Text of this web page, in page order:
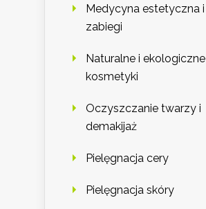
Medycyna estetyczna i
zabiegi
Naturalne i ekologiczne
kosmetyki
Oczyszczanie twarzy i
demakijaż
Pielęgnacja cery
Pielęgnacja skóry